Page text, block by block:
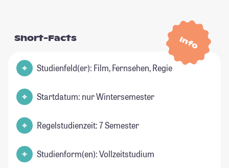
Info
Short-Facts
Studienfeld(er): Film, Fernsehen, Regie
Startdatum: nur Wintersemester
Regelstudienzeit: 7 Semester
Studienform(en): Vollzeitstudium